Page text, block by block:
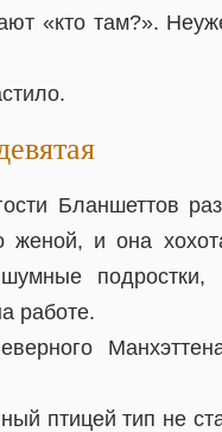
«кто там?».
Бланшеттов
женой, и она
подростки,
работе.
птицей тип не